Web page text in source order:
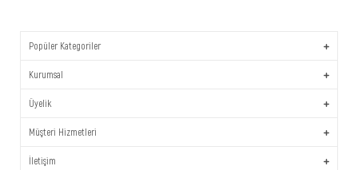
Popüler Kategoriler
Kurumsal
Üyelik
Müşteri Hizmetleri
İletişim